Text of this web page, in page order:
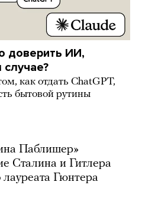
доверить ИИ,
как отдать ChatGPT,
бытовой рутины
Паблишер»
Сталина и Гитлера
лауреата Гюнтера